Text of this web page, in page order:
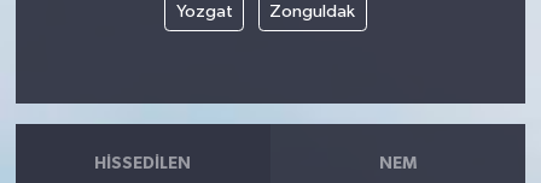
Yozgat Zonguldak
HISSEDILEN NEM